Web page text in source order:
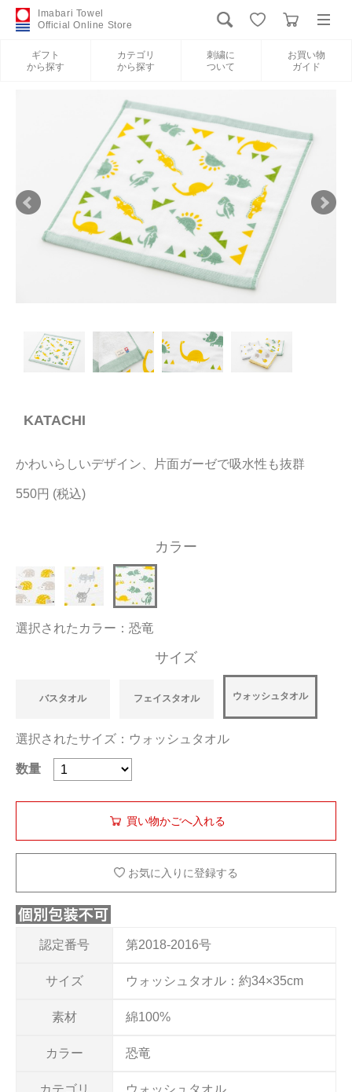
Imabari Towel
Official Online Store
ギフト
から探す
カテゴリ
から探す
刺繍に
ついて
お買い物
ガイド
新規会員登録
カテゴリから探す
刺繍について
当サイトについて
大量購入・法人向けの購入の方は
お問い合わせ
KATACHI
かわいらしいデザイン、片面ガーゼで吸水性も抜群
550円
認定番号 第2018-2016号
サイズ ウォッシュタオル：約34×35cm
素材 綿100%
カラー 恐竜
カテゴリ ウォッシュタオル
カラー
選択されたカラー：恐竜
サイズ
バスタオル フェイスタオル ウォッシュタオル
選択されたサイズ：ウォッシュタオル
数量
お気に入りに登録する